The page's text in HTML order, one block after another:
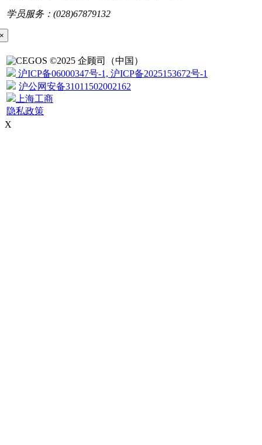
学员服务：(028)67879132
©2025 企顾司（中国）
沪ICP备06000347号-1, 沪ICP备2025153672号-1
沪公网安备31011502002162
上海工商
隐私政策
X